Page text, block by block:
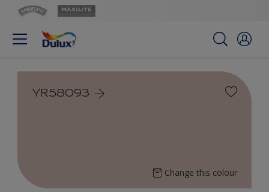
YR58093
Change this colour